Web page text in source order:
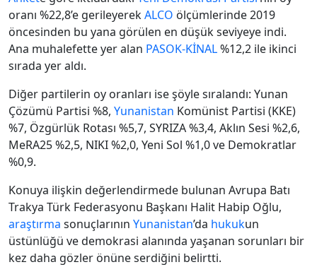
oranı %22,8’e gerileyerekALCO ölçümlerinde 2019
öncesinden bu yana görülen en düşük seviyeye indi.
Ana muhalefette yer alan PASOK-KİNAL%12,2 ile ikinci
sırada yer aldı.
Diğer partilerin oy oranları ise şöyle sıralandı: Yunan
Çözümü Partisi %8, Yunanistan Komünist Partisi (KKE)
%7, Özgürlük Rotası %5,7, SYRIZA %3,4, Aklın Sesi %2,6,
MeRA25 %2,5, NIKI %2,0, Yeni Sol %1,0 ve Demokratlar
%0,9.
Konuya ilişkin değerlendirmede bulunan Avrupa Batı
Trakya Türk Federasyonu Başkanı Halit Habip Oğlu,
araştırma sonuçlarının Yunanistan’da hukukun
üstünlüğü ve demokrasi alanında yaşanan sorunları bir
kez daha gözler önüne serdiğini belirtti.